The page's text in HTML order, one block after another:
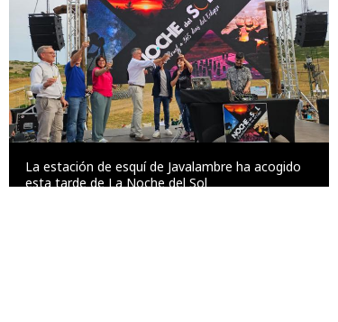
La estación de esquí de Javalambre ha acogido
esta tarde de La Noche del Sol